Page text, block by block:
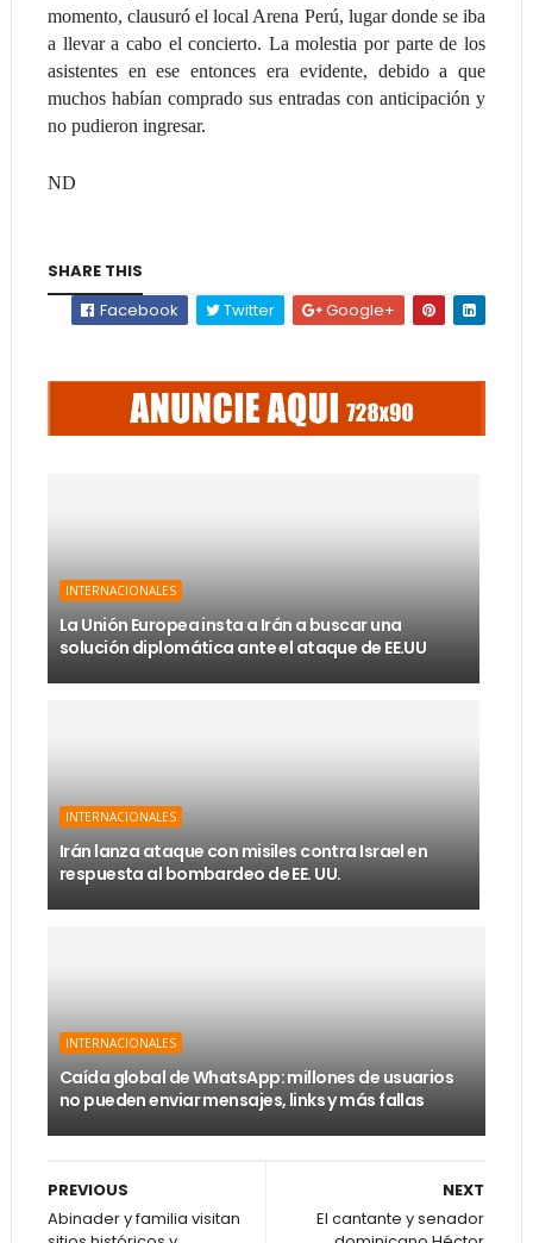
momento, clausuró el local Arena Perú, lugar donde se iba
a llevar a cabo el concierto. La molestia por parte de los
asistentes en ese entonces era evidente, debido a que
muchos habían comprado sus entradas con anticipación y
no pudieron ingresar.
ND
SHARE THIS
Facebook
Twitter Google+
INTERNACIONALES
La Unión Europea insta a Irán a buscar una
solución diplomática ante el ataque de EE.UU
INTERNACIONALES
Irán lanza ataque con misiles contra Israel en
respuesta al bombardeo de EE. UU.
INTERNACIONALES
Caída global de WhatsApp: millones de usuarios
no pueden enviar mensajes, links y más fallas
NEXT
El cantante y senador
PREVIOUS
Abinader y familia visitan